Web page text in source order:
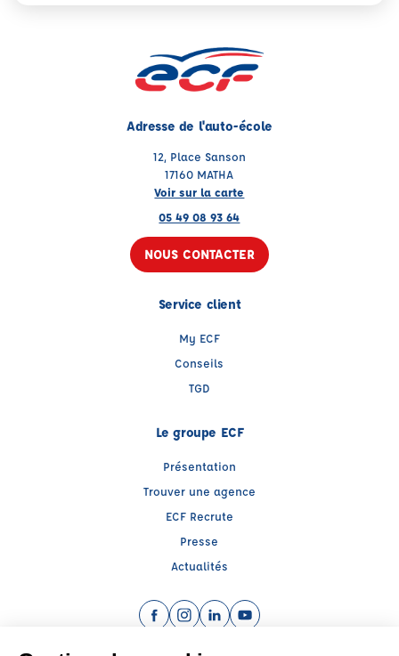
Adresse de l'auto-école
12, Place Sanson
17160 MATHA
Voir sur la carte
05 49 08 93 64
NOUS CONTACTER
Service client
My ECF
Conseils
TGD
Le groupe ECF
Présentation
Trouver une agence
ECF Recrute
Presse
Actualités
Facebook (nouvelle fenêtre)
Instagram (nouvelle fenêtre)
LinkedIn (nouvelle fenêtre)
YouTube (nouvelle